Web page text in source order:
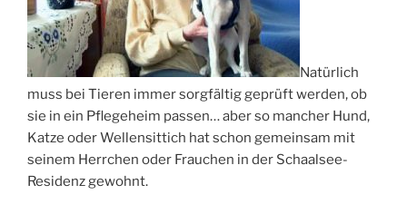
Natürlich
muss bei Tieren immer sorgfältig geprüft werden, ob
sie in ein Pflegeheim passen… aber so mancher Hund,
Katze oder Wellensittich hat schon gemeinsam mit
seinem Herrchen oder Frauchen in der Schaalsee-
Residenz gewohnt.